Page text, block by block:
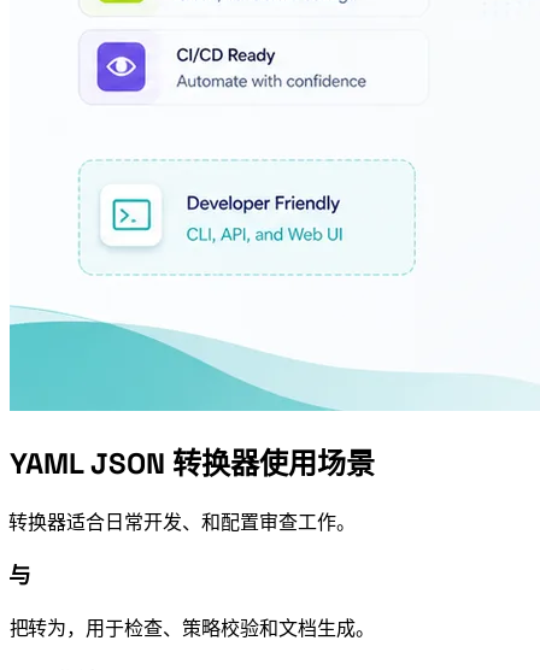
YAML JSON 转换器使用场景
YAML JSON 转换器适合日常开发、DevOps 和配置审查工作。
Kubernetes 与 Helm manifests
把 YAML manifests 转为 JSON，用于 API 检查、策略校验和文档生成。